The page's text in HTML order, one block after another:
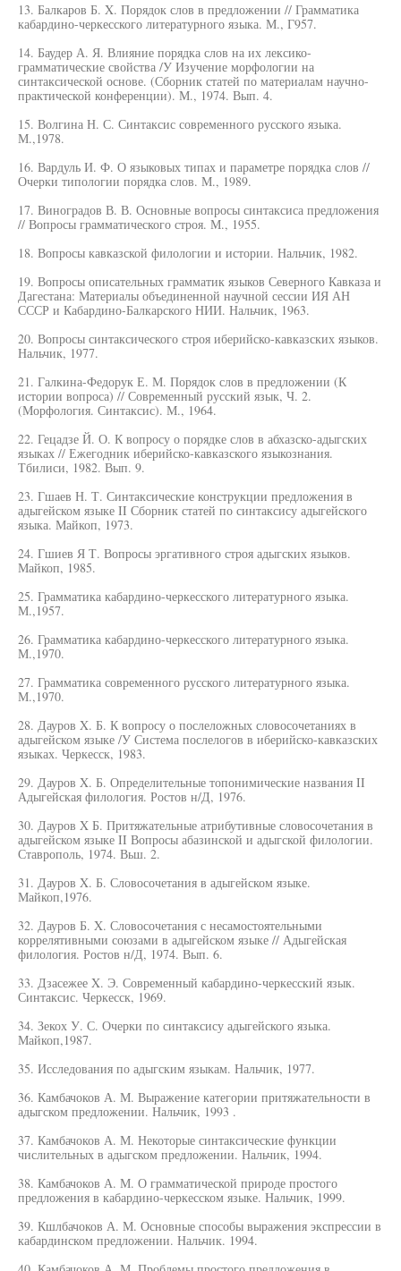
13. Балкаров Б. X. Порядок слов в предложении // Грамматика
кабардино-черкесского литературного языка. М., Г957.
14. Баудер А. Я. Влияние порядка слов на их лексико-
грамматические свойства /У Изучение морфологии на
синтаксической основе. (Сборник статей по материалам научно-
практической конференции). М., 1974. Вып. 4.
15. Волгина Н. С. Синтаксис современного русского языка.
М.,1978.
16. Вардуль И. Ф. О языковых типах и параметре порядка слов //
Очерки типологии порядка слов. М., 1989.
17. Виноградов В. В. Основные вопросы синтаксиса предложения
// Вопросы грамматического строя. М., 1955.
18. Вопросы кавказской филологии и истории. Нальчик, 1982.
19. Вопросы описательных грамматик языков Северного Кавказа и
Дагестана: Материалы объединенной научной сессии ИЯ АН
СССР и Кабардино-Балкарского НИИ. Нальчик, 1963.
20. Вопросы синтаксического строя иберийско-кавказских языков.
Нальчик, 1977.
21. Галкина-Федорук Е. М. Порядок слов в предложении (К
истории вопроса) // Современный русский язык, Ч. 2.
(Морфология. Синтаксис). М., 1964.
22. Гецадзе Й. О. К вопросу о порядке слов в абхазско-адыгских
языках // Ежегодник иберийско-кавказского языкознания.
Тбилиси, 1982. Вып. 9.
23. Гшаев Н. Т. Синтаксические конструкции предложения в
адыгейском языке II Сборник статей по синтаксису адыгейского
языка. Майкоп, 1973.
24. Гшиев Я Т. Вопросы эргативного строя адыгских языков.
Майкоп, 1985.
25. Грамматика кабардино-черкесского литературного языка.
М.,1957.
26. Грамматика кабардино-черкесского литературного языка.
М.,1970.
27. Грамматика современного русского литературного языка.
М.,1970.
28. Дауров X. Б. К вопросу о послеложных словосочетаниях в
адыгейском языке /У Система послелогов в иберийско-кавказских
языках. Черкесск, 1983.
29. Дауров X. Б. Определительные топонимические названия II
Адыгейская филология. Ростов н/Д, 1976.
30. Дауров X Б. Притяжательные атрибутивные словосочетания в
адыгейском языке II Вопросы абазинской и адыгской филологии.
Ставрополь, 1974. Вьш. 2.
31. Дауров X. Б. Словосочетания в адыгейском языке.
Майкоп,1976.
32. Дауров Б. X. Словосочетания с несамостоятельными
коррелятивными союзами в адыгейском языке // Адыгейская
филология. Ростов н/Д, 1974. Вып. 6.
33. Дзасежее X. Э. Современный кабардино-черкесский язык.
Синтаксис. Черкесск, 1969.
34. Зекох У. С. Очерки по синтаксису адыгейского языка.
Майкоп,1987.
35. Исследования по адыгским языкам. Нальчик, 1977.
36. Камбачоков А. М. Выражение категории притяжательности в
адыгском предложении. Нальчик, 1993 .
37. Камбачоков А. М. Некоторые синтаксические функции
числительных в адыгском предложении. Нальчик, 1994.
38. Камбачоков А. М. О грамматической природе простого
предложения в кабардино-черкесском языке. Нальчик, 1999.
39. Кшлбачоков А. М. Основные способы выражения экспрессии в
кабардинском предложении. Нальчик. 1994.